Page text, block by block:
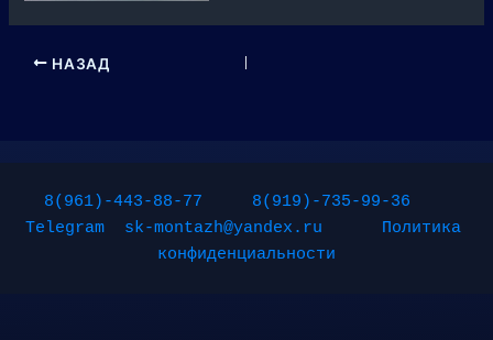
НАЗАД
8(961)-443-88-77
8(919)-735-99-36
Telegram
sk-montazh@yandex.ru
Политика
конфиденциальности